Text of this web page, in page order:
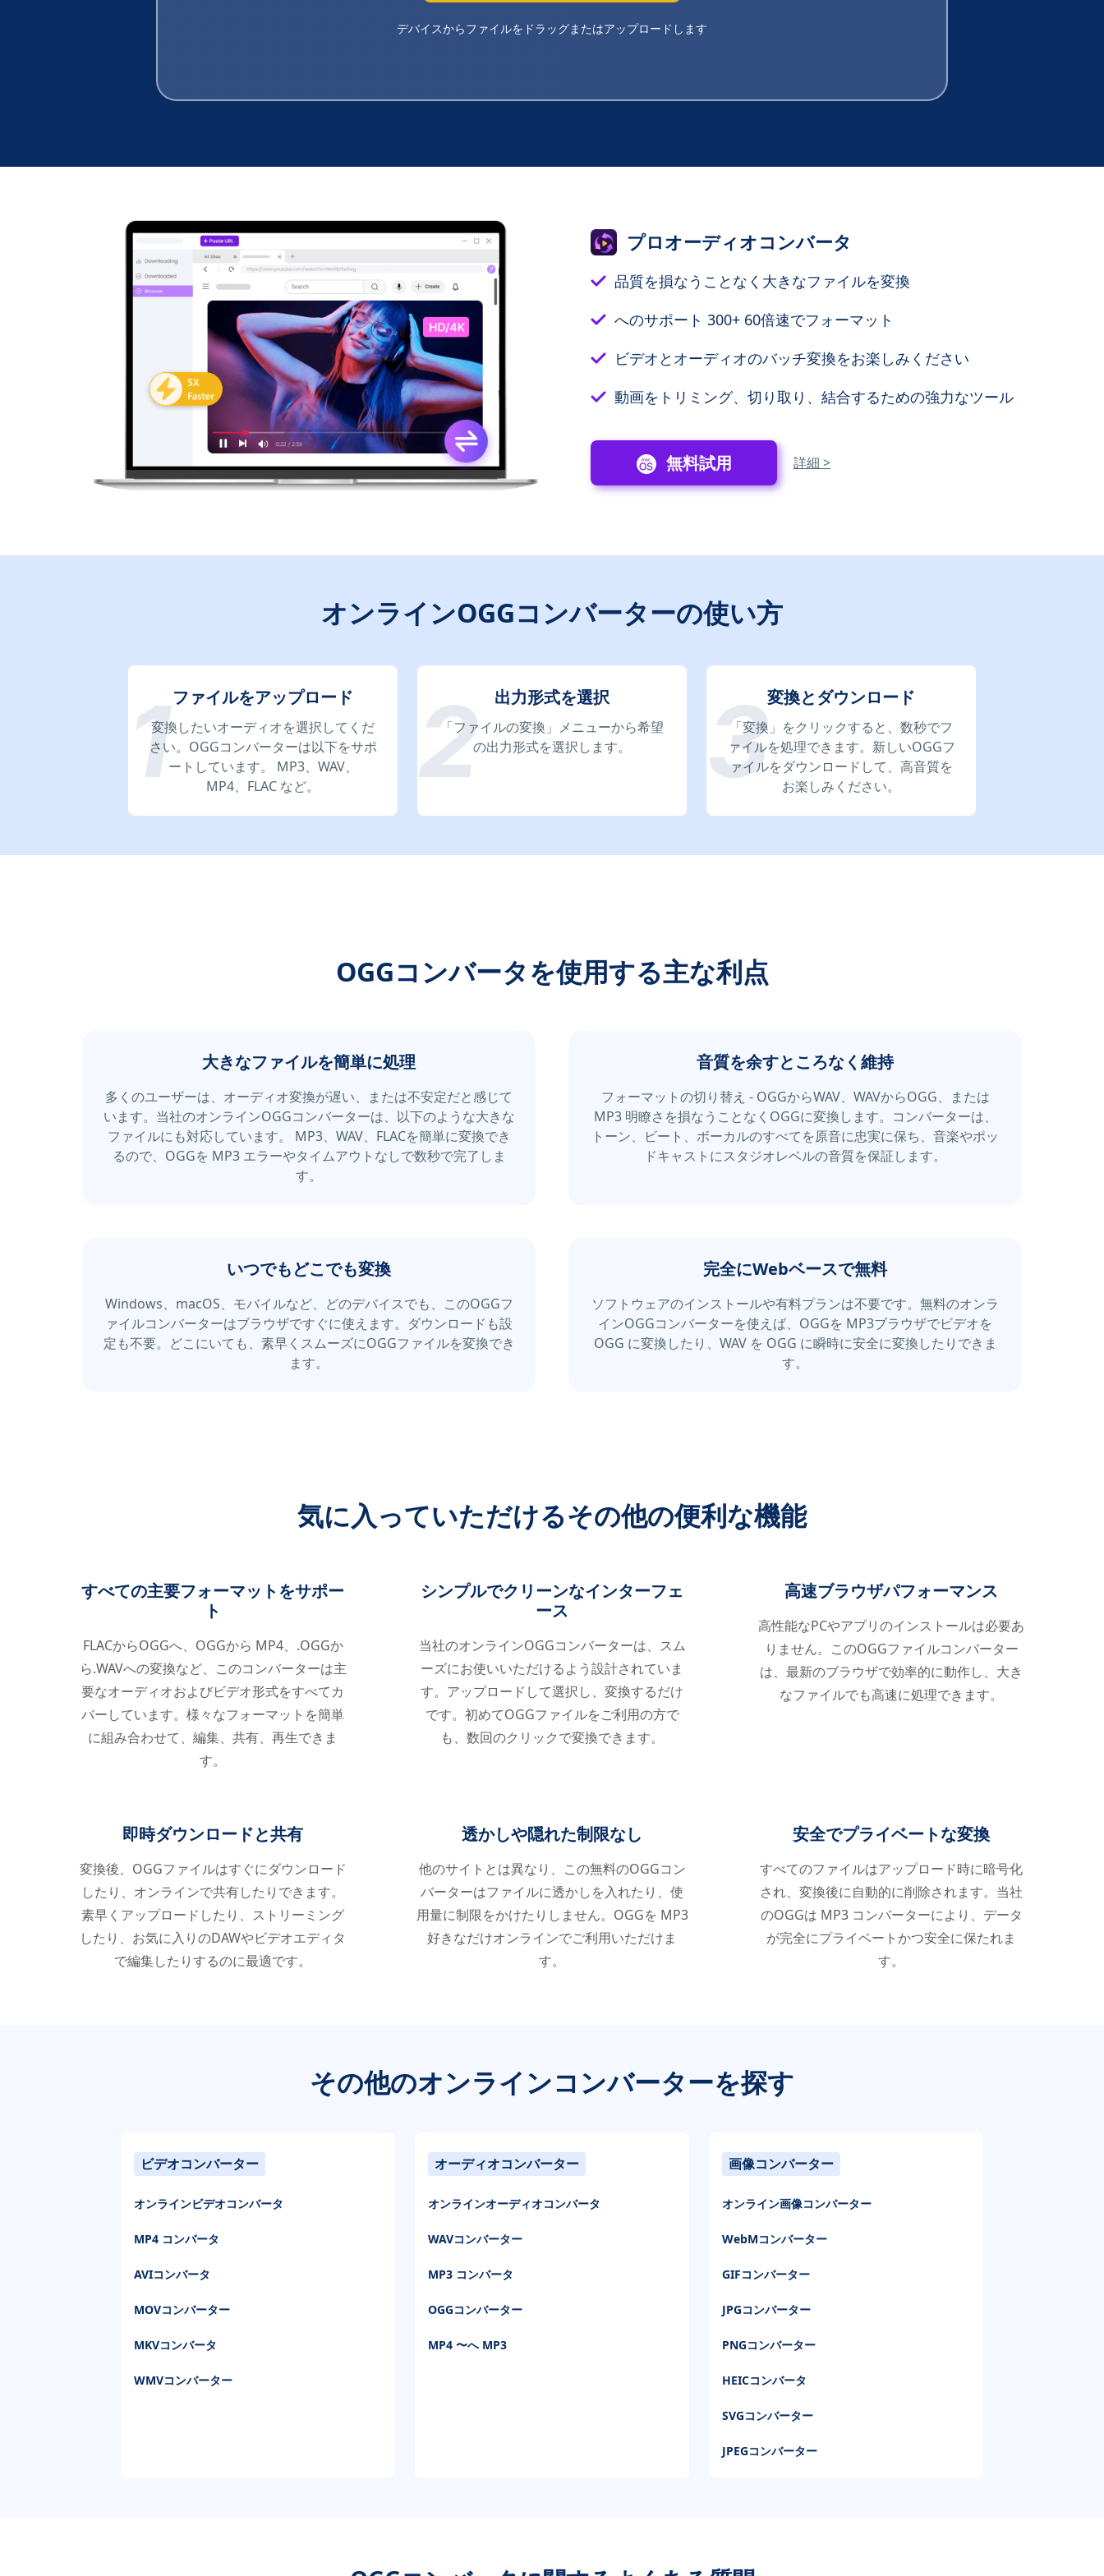
デバイスからファイルをドラッグまたはアップロードします
プロオーディオコンバータ
品質を損なうことなく大きなファイルを変換
へのサポート 300+ 60倍速でフォーマット
ビデオとオーディオのバッチ変換をお楽しみください
動画をトリミング、切り取り、結合するための強力なツール
無料試用 詳細 >
オンラインOGGコンバーターの使い方
ファイルをアップロード
変換したいオーディオを選択してくだ
さい。OGGコンバーターは以下をサポ
ートしています。 MP3、WAV、
MP4、FLAC など。
出力形式を選択
「ファイルの変換」メニューから希望
の出力形式を選択します。
変換とダウンロード
「変換」をクリックすると、数秒でフ
ァイルを処理できます。新しいOGGフ
ァイルをダウンロードして、高音質を
お楽しみください。
OGGコンバータを使用する主な利点
大きなファイルを簡単に処理
多くのユーザーは、オーディオ変換が遅い、または不安定だと感じて
います。当社のオンラインOGGコンバーターは、以下のような大きな
ファイルにも対応しています。 MP3、WAV、FLACを簡単に変換でき
るので、OGGを MP3 エラーやタイムアウトなしで数秒で完了しま
す。
音質を余すところなく維持
フォーマットの切り替え - OGGからWAV、WAVからOGG、または
MP3 明瞭さを損なうことなくOGGに変換します。コンバーターは、
トーン、ビート、ボーカルのすべてを原音に忠実に保ち、音楽やポッ
ドキャストにスタジオレベルの音質を保証します。
いつでもどこでも変換
Windows、macOS、モバイルなど、どのデバイスでも、このOGGフ
ァイルコンバーターはブラウザですぐに使えます。ダウンロードも設
定も不要。どこにいても、素早くスムーズにOGGファイルを変換でき
ます。
完全にWebベースで無料
ソフトウェアのインストールや有料プランは不要です。無料のオンラ
インOGGコンバーターを使えば、OGGを MP3ブラウザでビデオを
OGG に変換したり、WAV を OGG に瞬時に安全に変換したりできま
す。
気に入っていただけるその他の便利な機能
すべての主要フォーマットをサポー
ト
FLACからOGGへ、OGGから MP4、.OGGか
ら.WAVへの変換など、このコンバーターは主
要なオーディオおよびビデオ形式をすべてカ
バーしています。様々なフォーマットを簡単
に組み合わせて、編集、共有、再生できま
す。
シンプルでクリーンなインターフェ
ース
当社のオンラインOGGコンバーターは、スム
ーズにお使いいただけるよう設計されていま
す。アップロードして選択し、変換するだけ
です。初めてOGGファイルをご利用の方で
も、数回のクリックで変換できます。
高速ブラウザパフォーマンス
高性能なPCやアプリのインストールは必要あ
りません。このOGGファイルコンバーター
は、最新のブラウザで効率的に動作し、大き
なファイルでも高速に処理できます。
即時ダウンロードと共有
変換後、OGGファイルはすぐにダウンロード
したり、オンラインで共有したりできます。
素早くアップロードしたり、ストリーミング
したり、お気に入りのDAWやビデオエディタ
で編集したりするのに最適です。
透かしや隠れた制限なし
他のサイトとは異なり、この無料のOGGコン
バーターはファイルに透かしを入れたり、使
用量に制限をかけたりしません。OGGを MP3
好きなだけオンラインでご利用いただけま
す。
安全でプライベートな変換
すべてのファイルはアップロード時に暗号化
され、変換後に自動的に削除されます。当社
のOGGは MP3 コンバーターにより、データ
が完全にプライベートかつ安全に保たれま
す。
その他のオンラインコンバーターを探す
ビデオコンバーター
オンラインビデオコンバータ
MP4 コンバータ
AVIコンバータ
MOVコンバーター
MKVコンバータ
WMVコンバーター
オーディオコンバーター
オンラインオーディオコンバータ
WAVコンバーター
MP3 コンバータ
OGGコンバーター
MP4 〜へ MP3
画像コンバーター
オンライン画像コンバーター
WebMコンバーター
GIFコンバーター
JPGコンバーター
PNGコンバーター
HEICコンバータ
SVGコンバーター
JPEGコンバーター